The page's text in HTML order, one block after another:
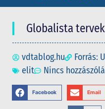
Globalista tervek
vdtablog.hu Forrás:
elit
Nincs
Facebook Email